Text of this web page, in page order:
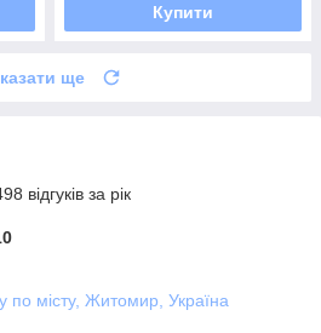
Купити
ще
відгуків за рік
по місту, Житомир, Україна